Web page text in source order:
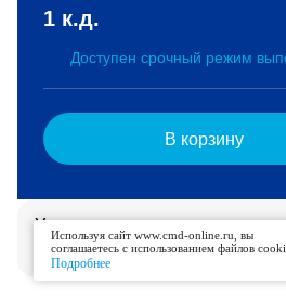
1 к.д.
Доступен срочный режим
В корзину
Услуга доступна для дозаказа
Подробнее
Используя сайт www.cmd-online.ru, вы
соглашаетесь с использованием файлов
Подробнее